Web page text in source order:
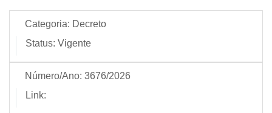
Categoria: Decreto
Status: Vigente
Número/Ano: 3676/2026
Link: